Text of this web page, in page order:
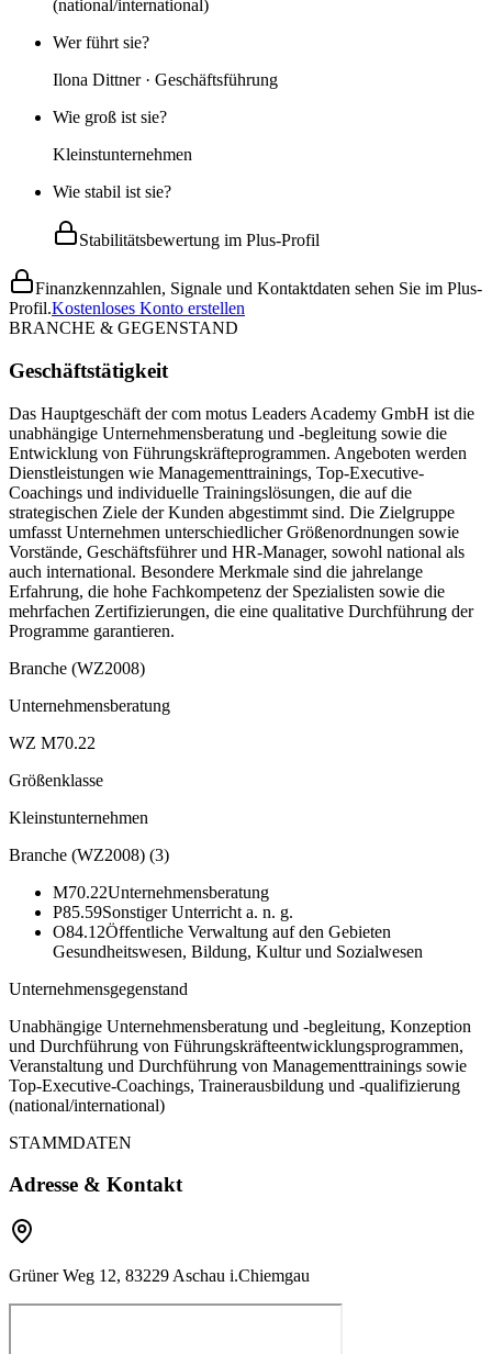
(national/international)
Wer führt sie?
Ilona Dittner · Geschäftsführung
Wie groß ist sie?
Kleinstunternehmen
Wie stabil ist sie?
Stabilitätsbewertung im Plus-Profil
Finanzkennzahlen, Signale und Kontaktdaten sehen Sie im Plus-
Profil.Kostenloses Konto erstellen
BRANCHE & GEGENSTAND
Geschäftstätigkeit
Das Hauptgeschäft der com motus Leaders Academy GmbH ist die
unabhängige Unternehmensberatung und -begleitung sowie die
Entwicklung von Führungskräfteprogrammen. Angeboten werden
Dienstleistungen wie Managementtrainings, Top-Executive-
Coachings und individuelle Trainingslösungen, die auf die
strategischen Ziele der Kunden abgestimmt sind. Die Zielgruppe
umfasst Unternehmen unterschiedlicher Größenordnungen sowie
Vorstände, Geschäftsführer und HR-Manager, sowohl national als
auch international. Besondere Merkmale sind die jahrelange
Erfahrung, die hohe Fachkompetenz der Spezialisten sowie die
mehrfachen Zertifizierungen, die eine qualitative Durchführung der
Programme garantieren.
Branche (WZ2008)
Unternehmensberatung
WZ M70.22
Größenklasse
Kleinstunternehmen
Branche (WZ2008) (3)
M70.22Unternehmensberatung
P85.59Sonstiger Unterricht a. n. g.
O84.12Öffentliche Verwaltung auf den Gebieten
Gesundheitswesen, Bildung, Kultur und Sozialwesen
Unternehmensgegenstand
Unabhängige Unternehmensberatung und -begleitung, Konzeption
und Durchführung von Führungskräfteentwicklungsprogrammen,
Veranstaltung und Durchführung von Managementtrainings sowie
Top-Executive-Coachings, Trainerausbildung und -qualifizierung
(national/international)
STAMMDATEN
Adresse & Kontakt
Grüner Weg 12, 83229 Aschau i.Chiemgau